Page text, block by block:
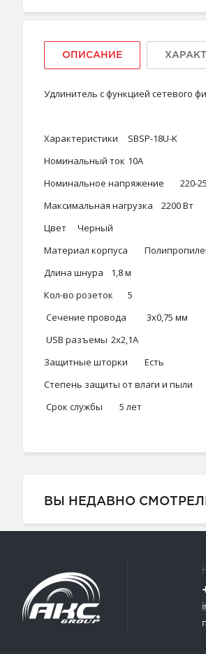
ОПИСАНИЕ
Удлинитель с функцией сетевого
Характеристики
SBSP-18U-K
Номинальный ток 10А
Номинальное напряжение
220-
Максимальная нагрузка
2200 Вт
Цвет
Черный
Материал корпуса
Длина шнура
1,8 м
Кол-во розеток
5
Сечение провода
3x0,75 мм
USB разъемы 2x2,1А
Защитные шторки
Есть
Степень защиты от влаги и пыли
Срок службы
5 лет
ВЫ НЕДАВНО